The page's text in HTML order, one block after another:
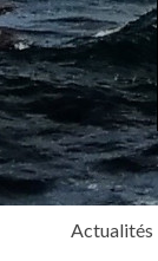
Actualités